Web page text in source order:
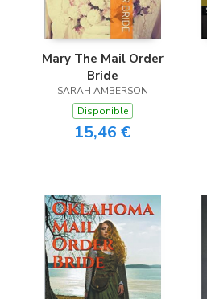
Mary The Mail Order
Bride
SARAH AMBERSON
Disponible
15,46 €